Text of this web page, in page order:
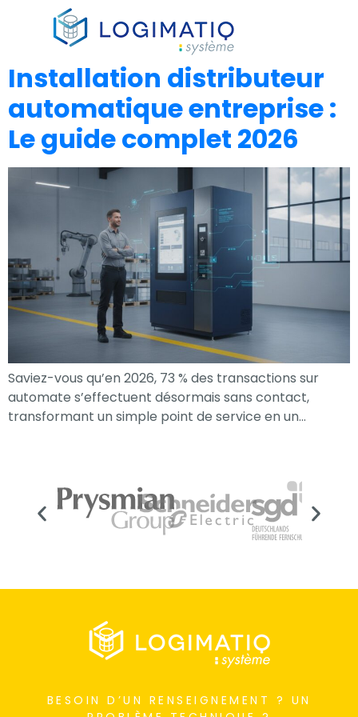
Installation distributeur
automatique entreprise :
Le guide complet 2026
Saviez-vous qu’en 2026, 73 % des transactions sur
automate s’effectuent désormais sans contact,
transformant un simple point de service en un…
BESOIN D’UN RENSEIGNEMENT ? UN
Nécessaire
Ces cookies ne
facultatifs. Ils